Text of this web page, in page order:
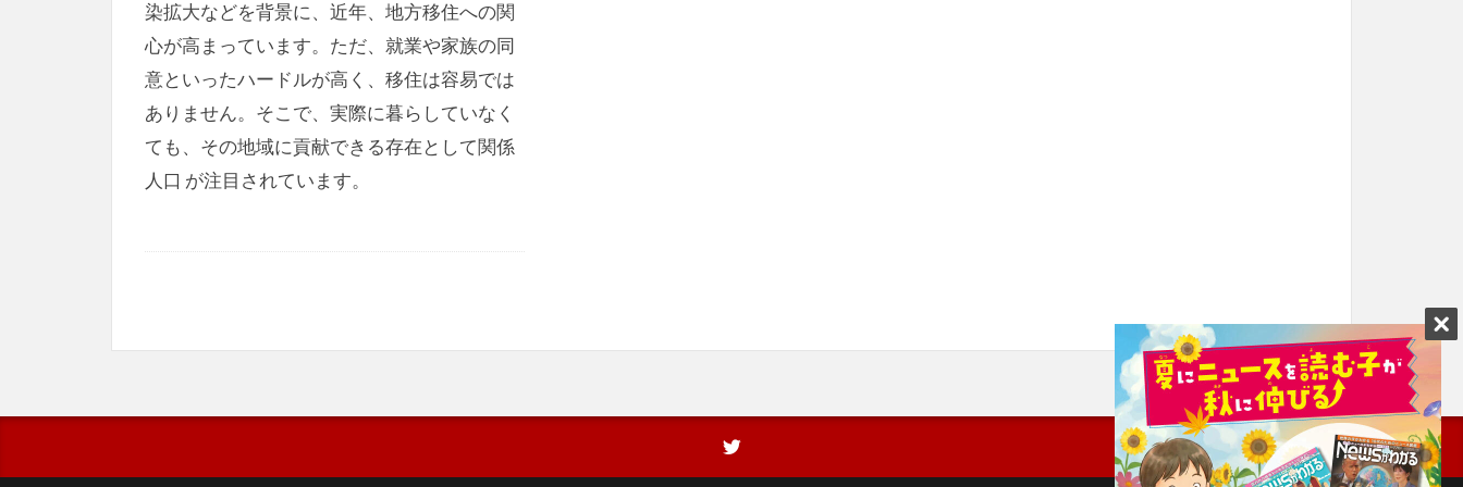
染拡大などを背景に、近年、地方移住への関
心が高まっています。ただ、就業や家族の同
意といったハードルが高く、移住は容易では
ありません。そこで、実際に暮らしていなく
ても、その地域に貢献できる存在として関係
人口 が注目されています。